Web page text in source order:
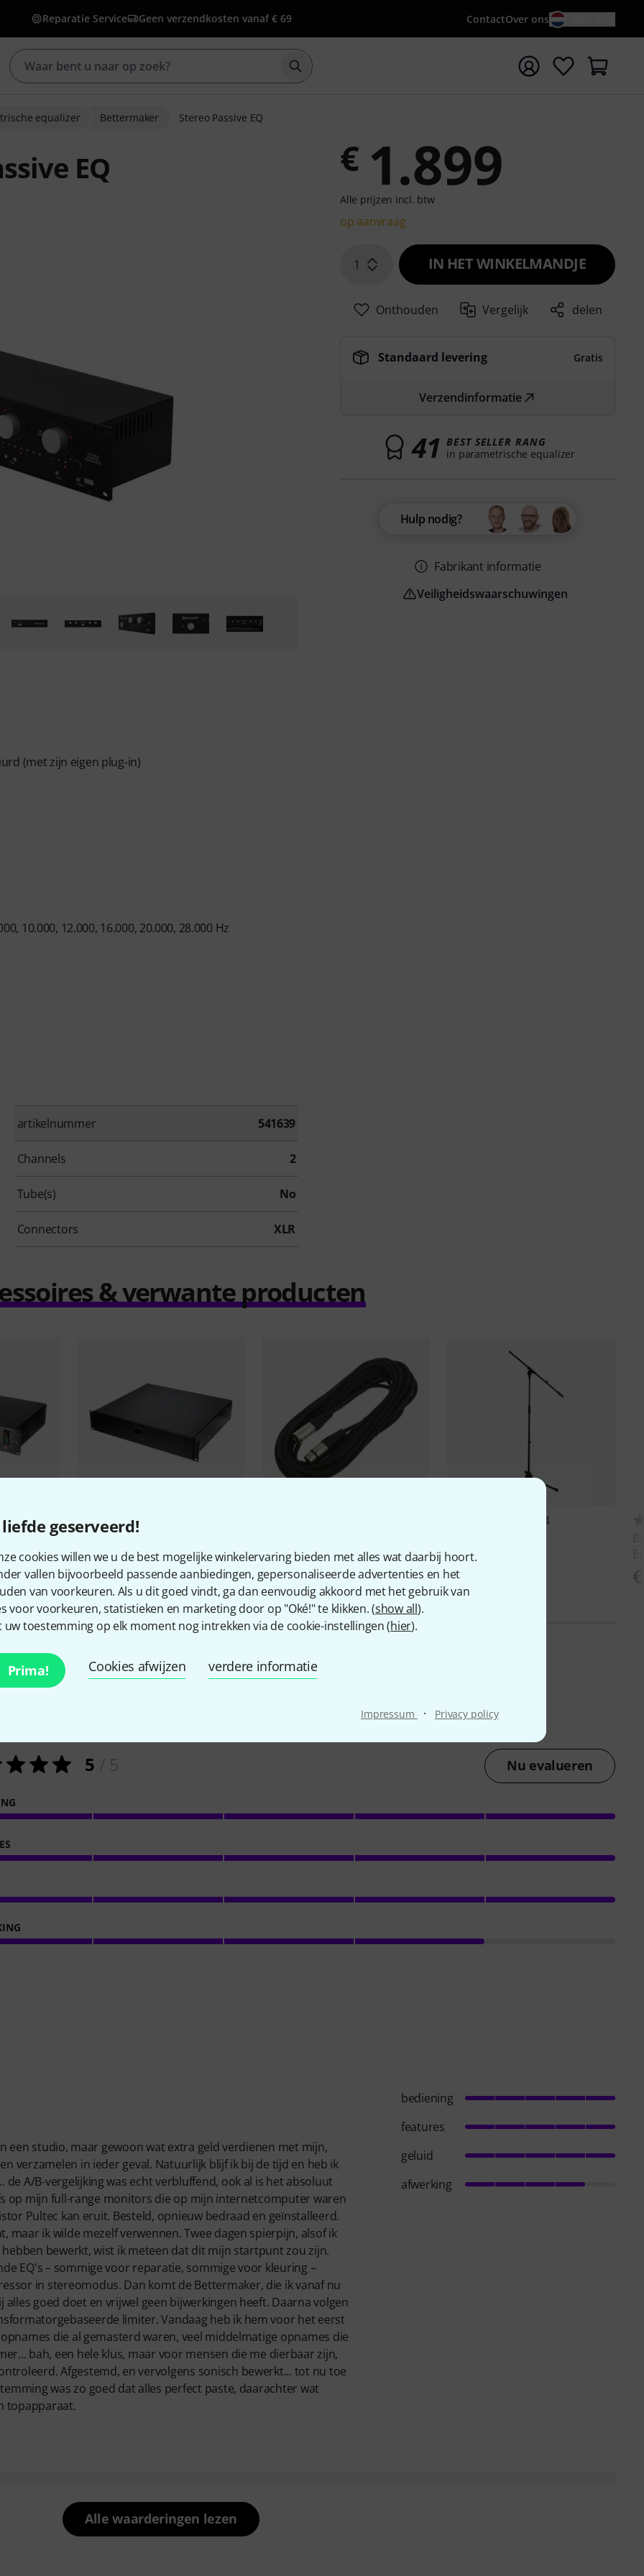
geserveerd!
cookies willen we u de best mogelijke winkelervaring bieden met alles wat daarbij hoort.
vallen bijvoorbeeld passende aanbiedingen, gepersonaliseerde advertenties en het
van voorkeuren. Als u dit goed vindt, ga dan eenvoudig akkoord met het gebruik van
voor voorkeuren, statistieken en marketing door op "Oké!" te klikken. (show all).
uw toestemming op elk moment nog intrekken via de cookie-instellingen (hier).
Prima! Cookies afwijzen verdere informatie
Impressum · Privacy policy
Reparatie Service Geen verzendkosten vanaf € 69 ContactOver ons
Zoek met zoekterm {searchTerm}
equalizer Bettermaker Stereo Passive EQ
EQ
(met zijn eigen plug-in)
10.000, 12.000, 16.000, 20.000, 28.000 Hz
artikelnummer 541639
Channels 2
Tube(s) No
Connectors XLR
€ 1.899
Alle prijzen incl. btw
op aanvraag
1 IN HET WINKELMANDJE
Onthouden Vergelijk delen
Standaard levering Gratis
Verzendinformatie
41 BEST SELLER RANG
in parametrische equalizer
Hulp nodig?
Fabrikant informatie
Veiligheidswaarschuwingen
& verwante producten
€ 55 € 7,90
1234
€ 33
5 Nu evalueren
een studio, maar gewoon wat extra geld verdienen met mijn,
verzamelen in ieder geval. Natuurlijk blijf ik bij de tijd en heb ik
A/B-vergelijking was echt verbluffend, ook al is het absoluut
op mijn full-range monitors die op mijn internetcomputer waren
Pultec kan eruit. Besteld, opnieuw bedraad en geïnstalleerd.
maar ik wilde mezelf verwennen. Twee dagen spierpijn, alsof ik
bewerkt, wist ik meteen dat dit mijn startpunt zou zijn.
EQ's – sommige voor reparatie, sommige voor kleuring –
in stereomodus. Dan komt de Bettermaker, die ik vanaf nu
goed doet en vrijwel geen bijwerkingen heeft. Daarna volgen
limiter. Vandaag heb ik hem voor het eerst
die al gemasterd waren, veel middelmatige opnames die
bah, een hele klus, maar voor mensen die me dierbaar zijn,
Afgestemd, en vervolgens sonisch bewerkt... tot nu toe
was zo goed dat alles perfect paste, daarachter wat
topapparaat.
bediening
features
geluid
afwerking
Alle waarderingen lezen